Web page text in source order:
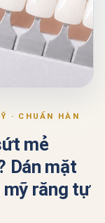
· CHUẨN HÀN
mẻ
Dán mặt
mỹ răng tự